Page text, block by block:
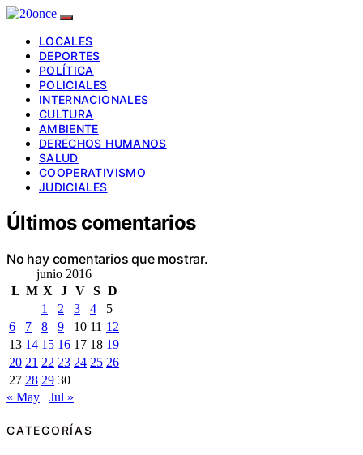
LOCALES
DEPORTES
POLÍTICA
POLICIALES
INTERNACIONALES
CULTURA
AMBIENTE
DERECHOS HUMANOS
SALUD
COOPERATIVISMO
JUDICIALES
Últimos comentarios
No hay comentarios que mostrar.
junio 2016
L M X J V S D
1
2 3 4
5
6
7 8 9 10 11 12
13 14 15 16 17 18 19
20 21 22 23 24 25 26
27 28 29 30
« May
Jul »
CATEGORÍAS